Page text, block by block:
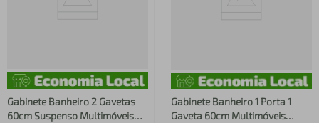
Gabinete Banheiro 2 Gavetas
60cm Suspenso Multimóveis
Gabinete Banheiro 1 Porta 1
Gaveta 60cm Multimóveis